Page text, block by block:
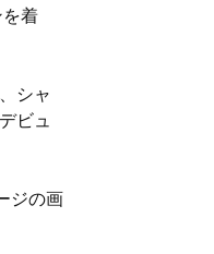
を着
シャ
ビュ
ジの画